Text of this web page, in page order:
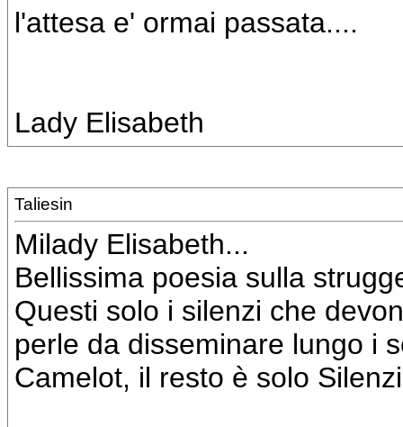
l'attesa e' ormai passata....
Lady Elisabeth
Taliesin
Milady Elisabeth...
Bellissima poesia sulla
Questi solo i silenzi che
perle da disseminare lungo i
Camelot, il resto è solo